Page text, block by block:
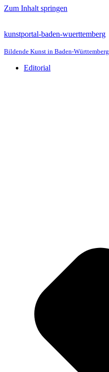
Zum Inhalt springen
kunstportal-baden-wuerttemberg
Bildende Kunst in Baden-Württemberg
Editorial